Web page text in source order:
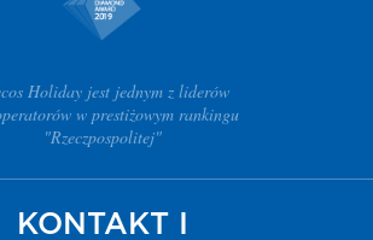
Holiday jest jednym z liderów
w prestiżowym rankingu
"Rzeczpospolitej"
KONTAKT I